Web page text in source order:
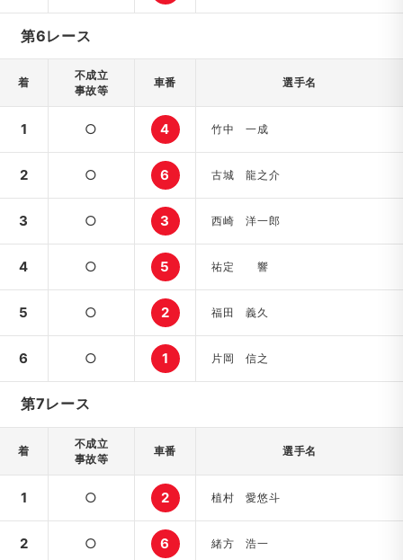
第6レース
着
不成立
事故等
車番 選手名
1 ○ 4 竹中 一成
2 ○ 6 古城 龍之介
3 ○ 3 西崎 洋一郎
4 ○ 5 祐定 響
5 ○ 2 福田 義久
6 ○ 1 片岡 信之
第7レース
着
不成立
事故等
車番 選手名
1 ○ 2 植村 愛悠斗
2 ○ 6 緒方 浩一